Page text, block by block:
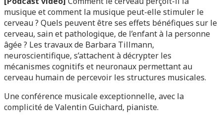
musique et comment la musique peut-elle stimuler le
cerveau ? Quels peuvent être ses effets bénéfiques sur le
cerveau, sain et pathologique, de l’enfant à la personne
âgée ? Les travaux de Barbara Tillmann,
neuroscientifique, s’attachent à décrypter les
mécanismes cognitifs et neuronaux permettant au
cerveau humain de percevoir les structures musicales.
Une conférence musicale exceptionnelle, avec la
complicité de Valentin Guichard, pianiste.